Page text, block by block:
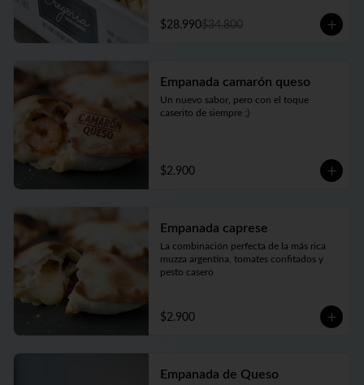
$28.990$34.800
Empanada camarón queso
Un nuevo sabor, pero con el toque
caserito de siempre ;)
$2.900
Empanada caprese
La combinación perfecta de la más rica
muzza argentina, tomates confitados y
pesto casero
$2.900
Empanada de Queso